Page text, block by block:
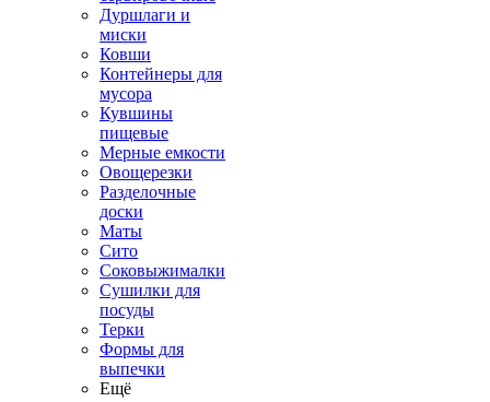
Дуршлаги и
миски
Ковши
Контейнеры для
мусора
Кувшины
пищевые
Мерные емкости
Овощерезки
Разделочные
доски
Маты
Сито
Соковыжималки
Сушилки для
посуды
Терки
Формы для
выпечки
Ещё